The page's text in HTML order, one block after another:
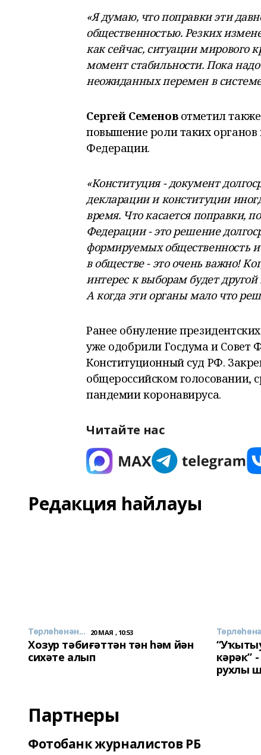
«Я думаю, что поправки эти
общественностью. Резких
как сейчас, ситуации мирового
момент стабильности. Пока
неожиданных перемен в
Сергей Семеновотметил
повышение роли таких органов
Федерации.
«Конституция - документ
декларации и конституции
время. Что касается поправки,
Федерации - это решение
формируемых общественность
в обществе - это очень важно!
интерес к выборам будет другой
А когда эти органы мало что
Ранее обнуление
уже одобрили Госдума и Совет
Конституционный суд РФ.
общероссийском голосовании,
пандемии коронавируса.
Читайте нас
Редакция һайлауы
Төрлөһөнән... 20 МАЯ , 10:53
Хозур тәбиғәттән тән һәм йән
сихәте алып
кәрәк”
рухлы
Партнеры
Фотобанк журналистов РБ